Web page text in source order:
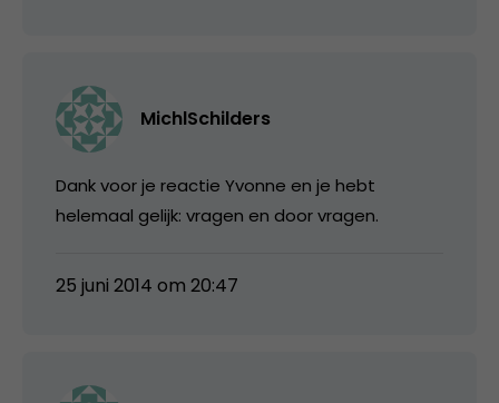
MichlSchilders
Dank voor je reactie Yvonne en je hebt
helemaal gelijk: vragen en door vragen.
25 juni 2014 om 20:47